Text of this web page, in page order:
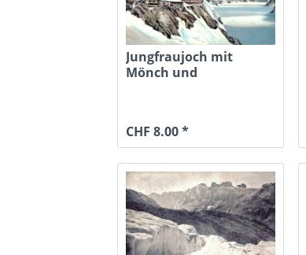
Jungfraujoch mit
Mönch und
CHF 8.00 *